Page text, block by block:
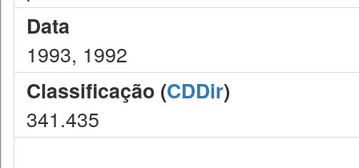
Data
1993, 1992
Classificação (CDDir)
341.435